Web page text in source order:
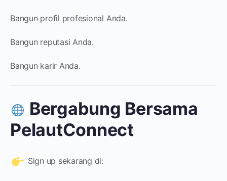
Bangun profil profesional Anda.
Bangun reputasi Anda.
Bangun karir Anda.
Bergabung Bersama
PelautConnect
Sign up sekarang di: